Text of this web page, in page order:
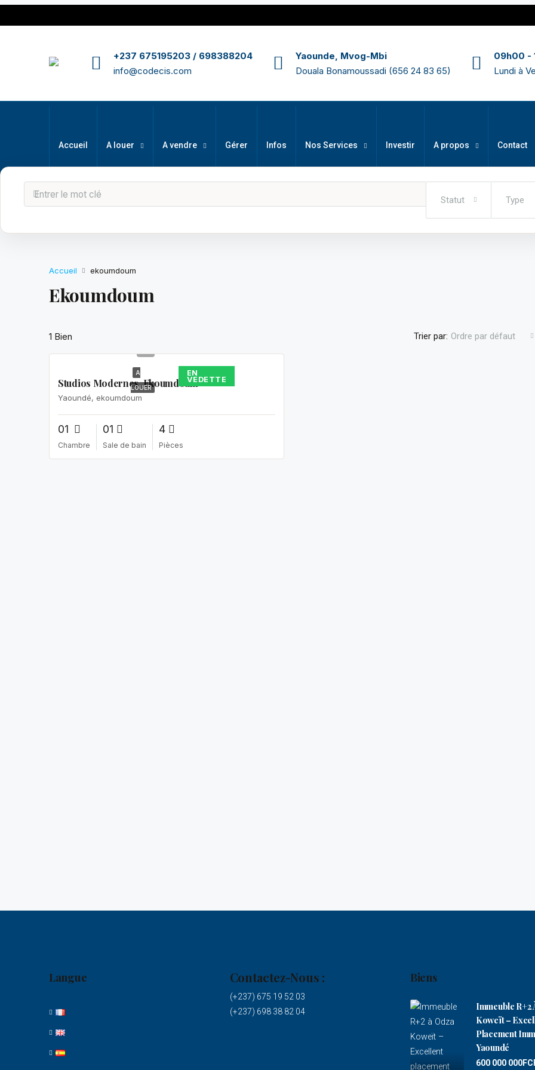
+237 675195203 / 698388204
info@codecis.com
Yaounde, Mvog-Mbi
Douala Bonamoussadi (656 24 83 65)
09h00 -
Lundi à
Accueil A louer A vendre Gérer Infos Nos Services Investir A propos Contact
Statut Type
Accueil ekoumdoum
Ekoumdoum
1 Bien Trier par: Ordre par défaut
EN
VEDETTE
A
LOUER
Studios Modernes, Ekoumdoum
Yaoundé, ekoumdoum
01
Chambre
01
Sale de bain
4
Pièces
Langue Contactez-Nous :
(+237) 675 19 52 03
(+237) 698 38 82 04
Biens
Immeuble R+2
Koweït –
Placement
Yaoundé
600 000